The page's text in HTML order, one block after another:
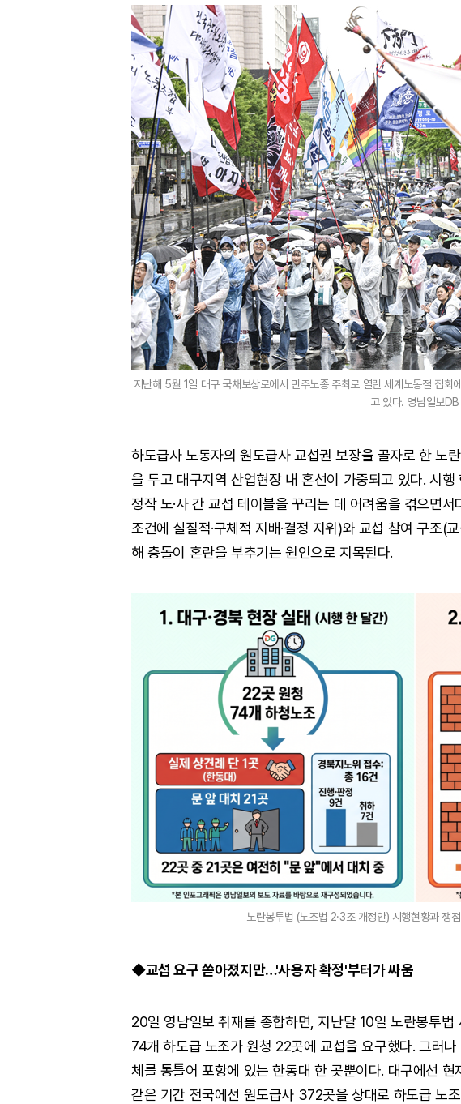
지난해 5월 1일 대구 국채보상로에서 민주노종 주최로 열린 세계노동절 집회
고 있다. 영남일보DB
하도급사 노동자의 원도급사 교섭권 보장을 골자로 한 노
을 두고 대구지역 산업현장 내 혼선이 가중되고 있다. 시행
정작 노·사 간 교섭 테이블을 꾸리는 데 어려움을 겪으면
조건에 실질적·구체적 지배·결정 지위)와 교섭 참여 구조(
해 충돌이 혼란을 부추기는 원인으로 지목된다.
노란봉투법 (노조법 2·3조 개정안) 시행현황과 쟁
◆교섭 요구 쏟아졌지만…'사용자 확정'부터가 싸움
20일 영남일보 취재를 종합하면, 지난달 10일 노란봉투법
74개 하도급 노조가 원청 22곳에 교섭을 요구했다. 그러
체를 통틀어 포항에 있는 한동대 한 곳뿐이다. 대구에선
같은 기간 전국에선 원도급사 372곳을 상대로 하도급 노조